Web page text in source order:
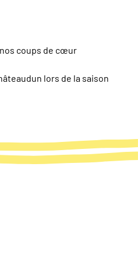
nos coups de cœur
lors de la saison